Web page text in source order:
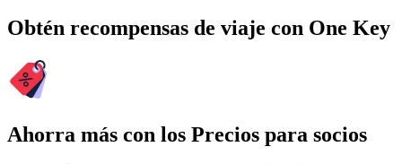
Obtén recompensas de viaje con One Key
Ahorra más con los Precios para socios